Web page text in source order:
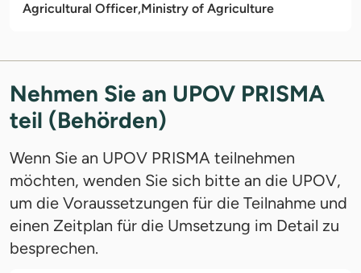
Agricultural Officer,Ministry of Agriculture
Nehmen Sie an UPOV PRISMA
teil (Behörden)
Wenn Sie an UPOV PRISMA teilnehmen
möchten, wenden Sie sich bitte an die UPOV,
um die Voraussetzungen für die Teilnahme und
einen Zeitplan für die Umsetzung im Detail zu
besprechen.